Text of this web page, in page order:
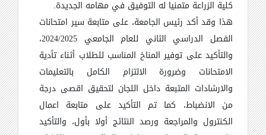
كلية الزراعة متمنيا له التوفيق في مهامه الجديدة.
هذا وقد أكد رئيس الجامعة، على متابعة سير امتحانات
الفصل الدراسي الثاني للعام الجامعي 2024/2025،
والتأكيد على توفير المناخ المناسب للطلاب أثناء تأدية
الامتحانات وضرورة الالتزام الكامل بالتعليمات
والارشادات المتبعة داخل اللجان لتحقيق اقصى درجة
من الانضباط، كما تم التأكيد على متابعة اعمال
الكنترول والمراجعة ورصد النتائج أولا بأول، والتأكيد